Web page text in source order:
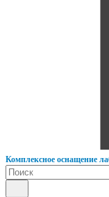
Комплексное оснащение